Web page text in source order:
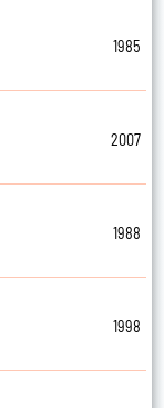
1985
2007
1988
1998